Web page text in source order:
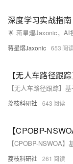
蒋星熠Jaxonic 653
荔枝科研社 643
荔枝科研社 261